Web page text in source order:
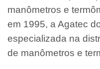
manômetros e
em 1995, a Agatec
especializada na
de manômetros e